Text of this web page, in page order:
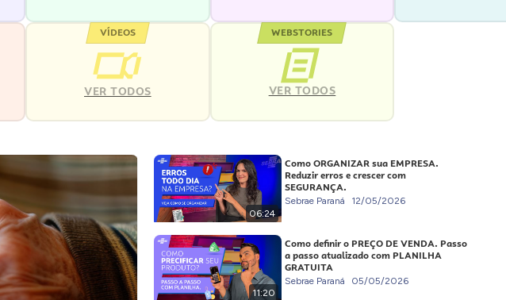
VÍDEOS
VER TODOS
WEBSTORIES
VER TODOS
06:24
Como ORGANIZAR sua EMPRESA.
Reduzir erros e crescer com
SEGURANÇA.
Sebrae Paraná 12/05/2026
11:20
Como definir o PREÇO DE VENDA. Passo
a passo atualizado com PLANILHA
GRATUITA
Sebrae Paraná 05/05/2026